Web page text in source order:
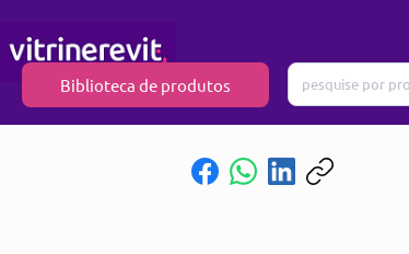
Biblioteca de produtos